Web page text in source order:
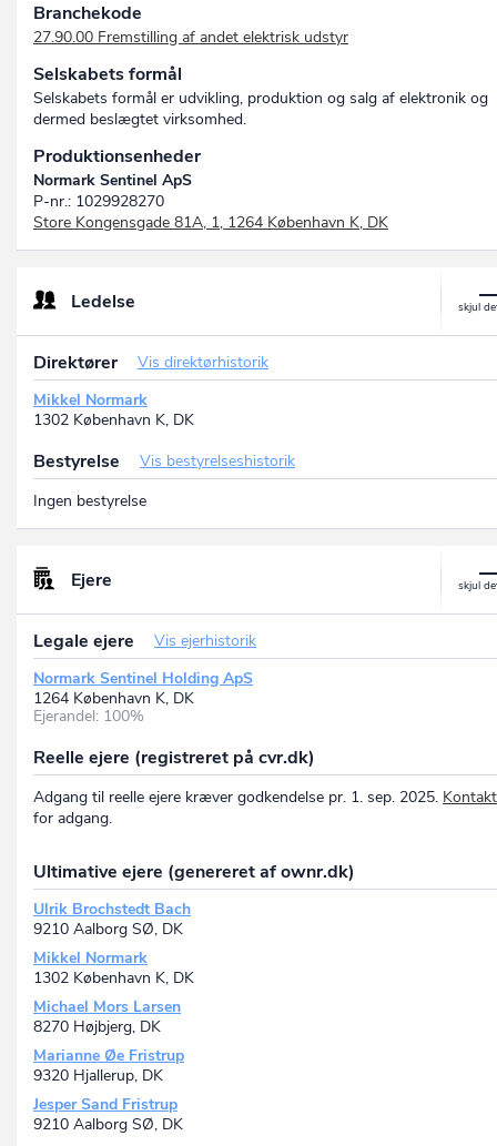
Branchekode
27.90.00 Fremstilling af andet elektrisk udstyr
Selskabets formål
Selskabets formål er udvikling, produktion og salg af elektronik og
dermed beslægtet virksomhed.
Produktionsenheder
Normark Sentinel ApS
P-nr.: 1029928270
Store Kongensgade 81A, 1, 1264 København K, DK
Ledelse
Direktører
Vis direktørhistorik
Mikkel Normark
1302 København K, DK
Bestyrelse
Vis bestyrelseshistorik
Ingen bestyrelse
Ejere
Legale ejere
Vis ejerhistorik
Normark Sentinel Holding ApS
1264 København K, DK
Ejerandel: 100%
Reelle ejere (registreret på cvr.dk)
Adgang til reelle ejere kræver godkendelse pr. 1. sep. 2025.
for adgang.
Ultimative ejere (genereret af ownr.dk)
Ulrik Brochstedt Bach
9210 Aalborg SØ, DK
Mikkel Normark
1302 København K, DK
Michael Mors Larsen
8270 Højbjerg, DK
Marianne Øe Fristrup
9320 Hjallerup, DK
Jesper Sand Fristrup
9210 Aalborg SØ, DK